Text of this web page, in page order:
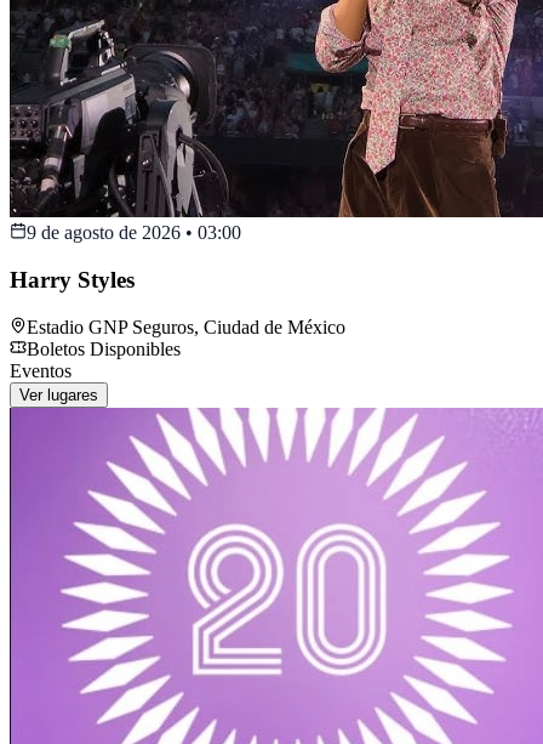
9 de agosto de 2026 • 03:00
Harry Styles
Estadio GNP Seguros, Ciudad de México
Boletos Disponibles
Eventos
Ver lugares